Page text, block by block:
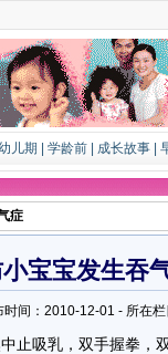
儿期 学龄前 成长故事
症
宝宝发生吞
间：2010-12-01 - 所在栏
吸乳，双手握拳，